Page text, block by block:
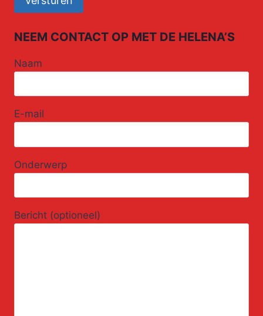
NEEM CONTACT OP MET DE HELENA’S
Naam
E-mail
Onderwerp
Bericht (optioneel)